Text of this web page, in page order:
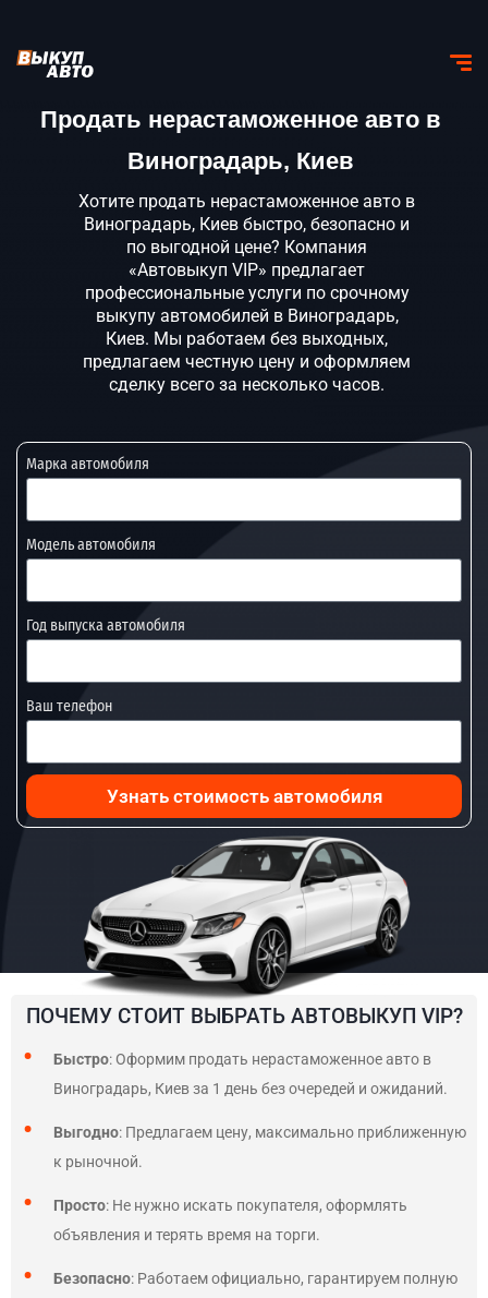
Продать нерастаможенное авто в
Виноградарь, Киев
Хотите продать нерастаможенное авто в
Виноградарь, Киев быстро, безопасно и
по выгодной цене? Компания
«Автовыкуп VIP» предлагает
профессиональные услуги по срочному
выкупу автомобилей в Виноградарь,
Киев. Мы работаем без выходных,
предлагаем честную цену и оформляем
сделку всего за несколько часов.
Марка автомобиля
Модель автомобиля
Год выпуска автомобиля
Ваш телефон
Узнать стоимость автомобиля
ПОЧЕМУ СТОИТ ВЫБРАТЬ АВТОВЫКУП VIP?
Быстро: Оформим продать нерастаможенное авто в
Виноградарь, Киев за 1 день без очередей и ожиданий.
Выгодно: Предлагаем цену, максимально приближенную
к рыночной.
Просто: Не нужно искать покупателя, оформлять
объявления и терять время на торги.
Безопасно: Работаем официально, гарантируем полную